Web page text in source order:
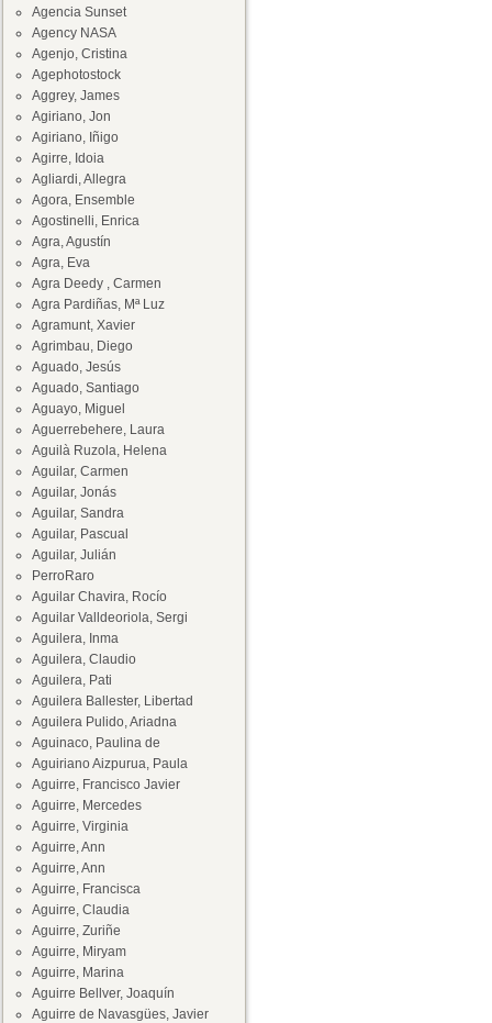
Agencia Sunset
Agency NASA
Agenjo, Cristina
Agephotostock
Aggrey, James
Agiriano, Jon
Agiriano, Iñigo
Agirre, Idoia
Agliardi, Allegra
Agora, Ensemble
Agostinelli, Enrica
Agra, Agustín
Agra, Eva
Agra Deedy , Carmen
Agra Pardiñas, Mª Luz
Agramunt, Xavier
Agrimbau, Diego
Aguado, Jesús
Aguado, Santiago
Aguayo, Miguel
Aguerrebehere, Laura
Aguilà Ruzola, Helena
Aguilar, Carmen
Aguilar, Jonás
Aguilar, Sandra
Aguilar, Pascual
Aguilar, Julián
PerroRaro
Aguilar Chavira, Rocío
Aguilar Valldeoriola, Sergi
Aguilera, Inma
Aguilera, Claudio
Aguilera, Pati
Aguilera Ballester, Libertad
Aguilera Pulido, Ariadna
Aguinaco, Paulina de
Aguiriano Aizpurua, Paula
Aguirre, Francisco Javier
Aguirre, Mercedes
Aguirre, Virginia
Aguirre, Ann
Aguirre, Ann
Aguirre, Francisca
Aguirre, Claudia
Aguirre, Zuriñe
Aguirre, Miryam
Aguirre, Marina
Aguirre Bellver, Joaquín
Aguirre de Navasgües, Javier